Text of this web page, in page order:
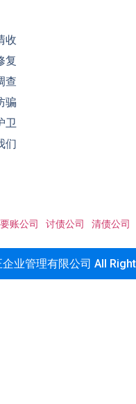
收
复
查
骗
卫
们
要账公司 讨债公司 清债公司
业管理有限公司 All